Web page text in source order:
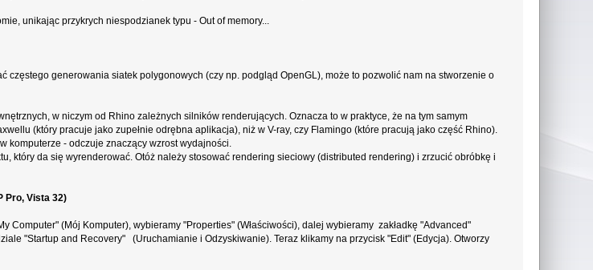
unikając przykrych niespodzianek typu - Out of memory...
częstego generowania siatek polygonowych (czy np. podgląd OpenGL), może to pozwolić nam na stworzenie o
w niczym od Rhino zależnych silników renderujących. Oznacza to w praktyce, że na tym samym
(który pracuje jako zupełnie odrębna aplikacja), niż w V-ray, czy Flamingo (które pracują jako część Rhino).
komputerze - odczuje znaczący wzrost wydajności.
który da się wyrenderować. Otóż należy stosować rendering sieciowy (distributed rendering) i zrzucić obróbkę i
Pro, Vista 32)
Computer" (Mój Komputer), wybieramy "Properties" (Właściwości), dalej wybieramy zakładkę "Advanced"
"Startup and Recovery" (Uruchamianie i Odzyskiwanie). Teraz klikamy na przycisk "Edit" (Edycja). Otworzy